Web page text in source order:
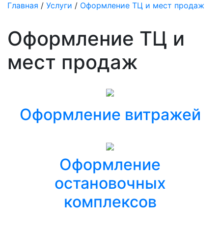
Главная / Услуги / Оформление ТЦ и мест продаж
Оформление ТЦ и
мест продаж
Оформление витражей
Оформление
остановочных
комплексов